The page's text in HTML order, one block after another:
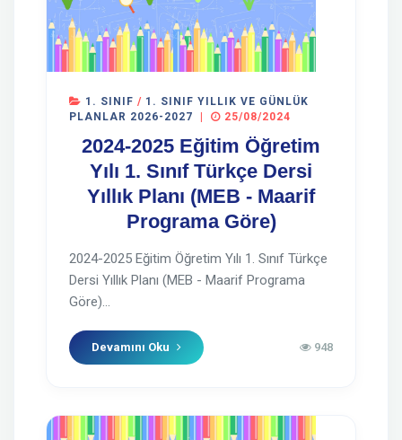
1. SINIF / 1. SINIF YILLIK VE GÜNLÜK
PLANLAR 2026-2027
25/08/2024
2024-2025 Eğitim Öğretim
Yılı 1. Sınıf Türkçe Dersi
Yıllık Planı (MEB - Maarif
Programa Göre)
2024-2025 Eğitim Öğretim Yılı 1. Sınıf Türkçe
Dersi Yıllık Planı (MEB - Maarif Programa
Göre)...
Devamını Oku 948